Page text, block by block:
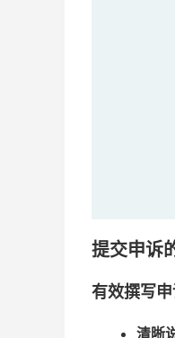
提交申诉
有效撰写
清晰